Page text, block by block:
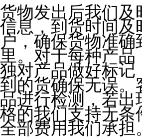
货物发出后我们及
信息，到货时间及
户，确保货物准确
里。对于每种产品
独对产品做好标记
到的货确保无误。
品进行检测，若出
格的我们支持无条
全部费用我们承担